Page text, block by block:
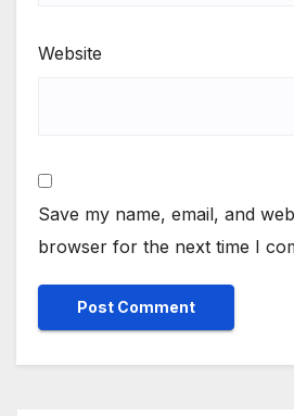
Website
Save my name, email, and
browser for the next time I